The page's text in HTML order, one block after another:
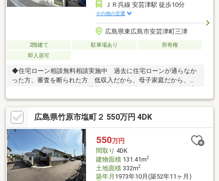
ＪＲ呉線 安芸津駅 徒歩10分
その他の交通
広島県東広島市安芸津町三津
2階建て 駐車場あり
所有権
即入居可
◆住宅ローン相談無料相談実施中 過去に住宅ローンが通らなか
った方、審査を断られた方 低収入だから、母子家庭だから、カ
ードローンがあるから等 是非一度、ご連絡下さい。 住宅
ローンを通してきた実績があります。◆東広島市内を中心に、数
多くのの仲介物件を取り扱っております。 新築戸建てだけでな
く、中古戸建、中古マンション、売土地など幅広くご紹介できま
す♪ ＨＰにもたくさん掲載しております。◆LINEからでもお
問い合わせ頂けます♪ 友達追加→『@582hulsx』でID検索！！
広島県竹原市塩町２ 550万円 4DK
550万円
間取り 4DK
建物面積131.41m2
土地面積332m2
築年月 1973年10月(築52年11ヶ月)